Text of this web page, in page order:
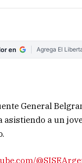
en Agrega El
General
asistiendo a un